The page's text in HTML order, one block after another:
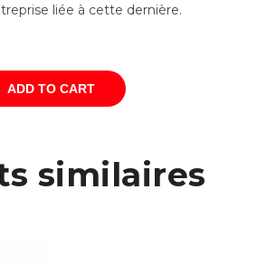
liée à cette dernière.
ADD TO CART
similaires